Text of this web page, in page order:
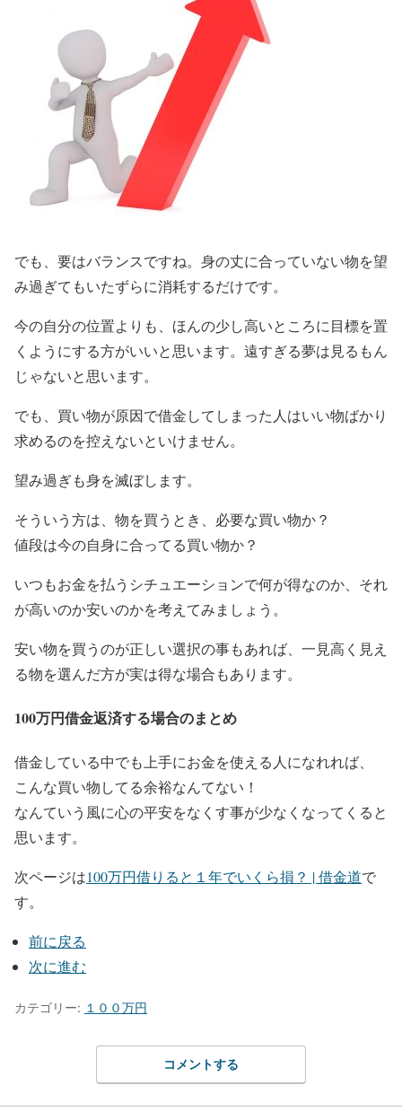
でも、要はバランスですね。身の丈に合っていない物を望
み過ぎてもいたずらに消耗するだけです。
今の自分の位置よりも、ほんの少し高いところに目標を置
くようにする方がいいと思います。遠すぎる夢は見るもん
じゃないと思います。
でも、買い物が原因で借金してしまった人はいい物ばかり
求めるのを控えないといけません。
望み過ぎも身を滅ぼします。
そういう方は、物を買うとき、必要な買い物か？
値段は今の自身に合ってる買い物か？
いつもお金を払うシチュエーションで何が得なのか、それ
が高いのか安いのかを考えてみましょう。
安い物を買うのが正しい選択の事もあれば、一見高く見え
る物を選んだ方が実は得な場合もあります。
100万円借金返済する場合のまとめ
借金している中でも上手にお金を使える人になれれば、
こんな買い物してる余裕なんてない！
なんていう風に心の平安をなくす事が少なくなってくると
思います。
次ページは100万円借りると１年でいくら損？ | 借金道で
す。
前に戻る
次に進む
カテゴリー: １００万円
コメントする